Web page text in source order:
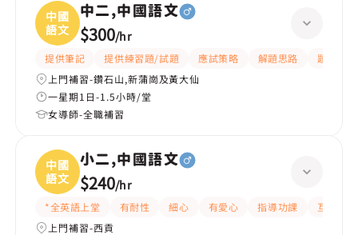
中國
語文
中二,中國語文
$300/hr
提供筆記 提供練習題/試題 應試策略 解題思路
題目講解
上門補習-鑽石山,新蒲崗及黃大仙
一星期1日-1.5小時/堂
女導師-全職補習
中國
語文
小二,中國語文
$240/hr
*全英語上堂 有耐性 細心 有愛心 指導功課
互動教學
上門補習-西貢